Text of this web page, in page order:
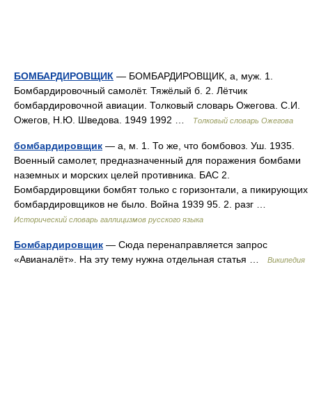
БОМБАРДИРОВЩИК — БОМБАРДИРОВЩИК, а, муж. 1.
Бомбардировочный самолёт. Тяжёлый б. 2. Лётчик
бомбардировочной авиации. Толковый словарь Ожегова. С.И.
Ожегов, Н.Ю. Шведова. 1949 1992 …
Толковый словарь Ожегова
бомбардировщик — а, м. 1. То же, что бомбовоз. Уш. 1935.
Военный самолет, предназначенный для поражения бомбами
наземных и морских целей противника. БАС 2.
Бомбардировщики бомбят только с горизонтали, а пикирующих
бомбардировщиков не было. Война 1939 95. 2. разг …
Исторический словарь галлицизмов русского языка
Бомбардировщик — Сюда перенаправляется запрос
«Авианалёт». На эту тему нужна отдельная статья …
Википедия